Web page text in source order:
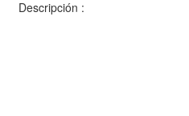
Descripción :